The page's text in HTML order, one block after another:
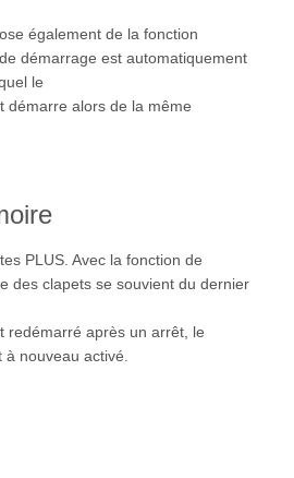
également de la fonction
démarrage est automatiquement
le
démarre alors de la même
PLUS. Avec la fonction de
des clapets se souvient du dernier
redémarré après un arrêt, le
nouveau activé.